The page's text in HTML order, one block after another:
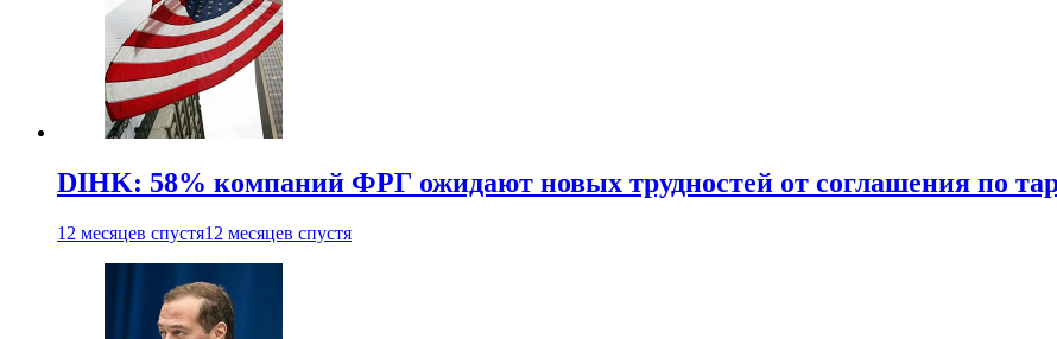
DIHK: 58% компаний ФРГ ожидают новых трудностей от соглашения по
12 месяцев спустя12 месяцев спустя